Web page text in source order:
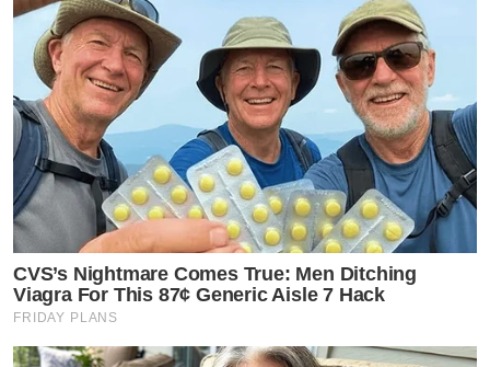
CVS’s Nightmare Comes True: Men Ditching
Viagra For This 87¢ Generic Aisle 7 Hack
FRIDAY PLANS